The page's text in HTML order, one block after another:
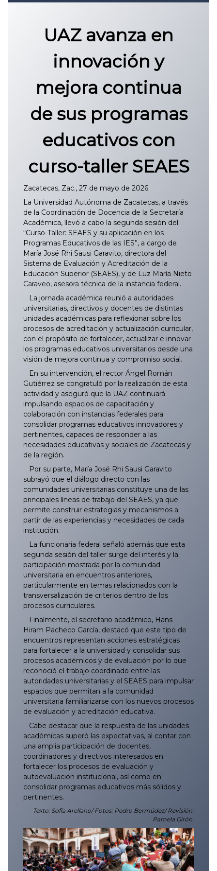
CONVOCATORIA DE INGRESO UAZ
UAZ avanza en
innovación y
mejora continua
de sus programas
educativos con
curso-taller SEAES
Zacatecas, Zac., 27 de mayo de 2026.
La Universidad Autónoma de Zacatecas, a través
de la Coordinación de Docencia de la Secretaría
Académica, llevó a cabo la segunda sesión del
“Curso-Taller: SEAES y su aplicación en los
Programas Educativos de las IES”, a cargo de
María José Rhi Sausi Garavito, directora del
Sistema de Evaluación y Acreditación de la
Educación Superior (SEAES), y de Luz María Nieto
Caraveo, asesora técnica de la instancia federal.
La jornada académica reunió a autoridades
universitarias, directivos y docentes de distintas
unidades académicas para reflexionar sobre los
procesos de acreditación y actualización curricular,
con el propósito de fortalecer, actualizar e innovar
los programas educativos universitarios desde una
visión de mejora continua y compromiso social.
En su intervención, el rector Ángel Román
Gutiérrez se congratuló por la realización de esta
actividad y aseguró que la UAZ continuará
impulsando espacios de capacitación y
colaboración con instancias federales para
consolidar programas educativos innovadores y
pertinentes, capaces de responder a las
necesidades educativas y sociales de Zacatecas y
de la región.
Por su parte, María José Rhi Sausi Garavito
subrayó que el diálogo directo con las
comunidades universitarias constituye una de las
principales líneas de trabajo del SEAES, ya que
permite construir estrategias y mecanismos a
partir de las experiencias y necesidades de cada
institución.
La funcionaria federal señaló además que esta
segunda sesión del taller surge del interés y la
participación mostrada por la comunidad
universitaria en encuentros anteriores,
particularmente en temas relacionados con la
transversalización de criterios dentro de los
procesos curriculares.
Finalmente, el secretario académico, Hans
Hiram Pacheco García, destacó que este tipo de
encuentros representan acciones estratégicas
para fortalecer a la universidad y consolidar sus
procesos académicos y de evaluación por lo que
reconoció el trabajo coordinado entre las
autoridades universitarias y el SEAES para impulsar
espacios que permitan a la comunidad
universitaria familiarizarse con los nuevos procesos
de evaluación y acreditación educativa.
Cabe destacar que la respuesta de las unidades
académicas superó las expectativas, al contar con
una amplia participación de docentes,
coordinadores y directivos interesados en
fortalecer los procesos de evaluación y
autoevaluación institucional, así como en
consolidar programas educativos más sólidos y
pertinentes.
Texto: Sofía Arellano/ Fotos: Pedro Bermúdez/ Revisión:
Pamela Girón.